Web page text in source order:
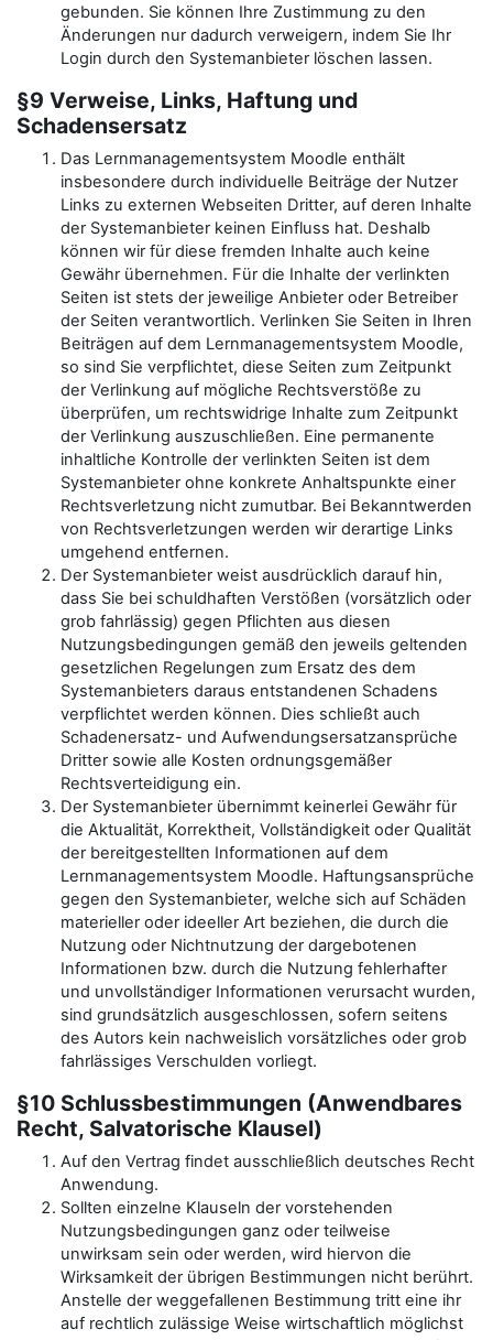
gebunden. Sie können Ihre Zustimmung zu den
Änderungen nur dadurch verweigern, indem Sie Ihr
Login durch den Systemanbieter löschen lassen.
§9 Verweise, Links, Haftung und
Schadensersatz
Das Lernmanagementsystem Moodle enthält
insbesondere durch individuelle Beiträge der Nutzer
Links zu externen Webseiten Dritter, auf deren Inhalte
der Systemanbieter keinen Einfluss hat. Deshalb
können wir für diese fremden Inhalte auch keine
Gewähr übernehmen. Für die Inhalte der verlinkten
Seiten ist stets der jeweilige Anbieter oder Betreiber
der Seiten verantwortlich. Verlinken Sie Seiten in Ihren
Beiträgen auf dem Lernmanagementsystem Moodle,
so sind Sie verpflichtet, diese Seiten zum Zeitpunkt
der Verlinkung auf mögliche Rechtsverstöße zu
überprüfen, um rechtswidrige Inhalte zum Zeitpunkt
der Verlinkung auszuschließen. Eine permanente
inhaltliche Kontrolle der verlinkten Seiten ist dem
Systemanbieter ohne konkrete Anhaltspunkte einer
Rechtsverletzung nicht zumutbar. Bei Bekanntwerden
von Rechtsverletzungen werden wir derartige Links
umgehend entfernen.
Der Systemanbieter weist ausdrücklich darauf hin,
dass Sie bei schuldhaften Verstößen (vorsätzlich oder
grob fahrlässig) gegen Pflichten aus diesen
Nutzungsbedingungen gemäß den jeweils geltenden
gesetzlichen Regelungen zum Ersatz des dem
Systemanbieters daraus entstandenen Schadens
verpflichtet werden können. Dies schließt auch
Schadenersatz- und Aufwendungsersatzansprüche
Dritter sowie alle Kosten ordnungsgemäßer
Rechtsverteidigung ein.
Der Systemanbieter übernimmt keinerlei Gewähr für
die Aktualität, Korrektheit, Vollständigkeit oder Qualität
der bereitgestellten Informationen auf dem
Lernmanagementsystem Moodle. Haftungsansprüche
gegen den Systemanbieter, welche sich auf Schäden
materieller oder ideeller Art beziehen, die durch die
Nutzung oder Nichtnutzung der dargebotenen
Informationen bzw. durch die Nutzung fehlerhafter
und unvollständiger Informationen verursacht wurden,
sind grundsätzlich ausgeschlossen, sofern seitens
des Autors kein nachweislich vorsätzliches oder grob
fahrlässiges Verschulden vorliegt.
§10 Schlussbestimmungen (Anwendbares
Recht, Salvatorische Klausel)
Auf den Vertrag findet ausschließlich deutsches Recht
Anwendung.
Sollten einzelne Klauseln der vorstehenden
Nutzungsbedingungen ganz oder teilweise
unwirksam sein oder werden, wird hiervon die
Wirksamkeit der übrigen Bestimmungen nicht berührt.
Anstelle der weggefallenen Bestimmung tritt eine ihr
auf rechtlich zulässige Weise wirtschaftlich möglichst